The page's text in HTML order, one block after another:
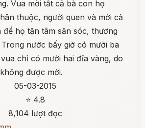
Vua mời tất cả bà con họ
thuộc, người quen và mời cả
để họ tận tâm săn sóc, thương
nước bấy giờ có mười ba
chỉ có mười hai đĩa vàng, do
được mời.
05-03-2015
⭐ 4.8
8,104 lượt đọc